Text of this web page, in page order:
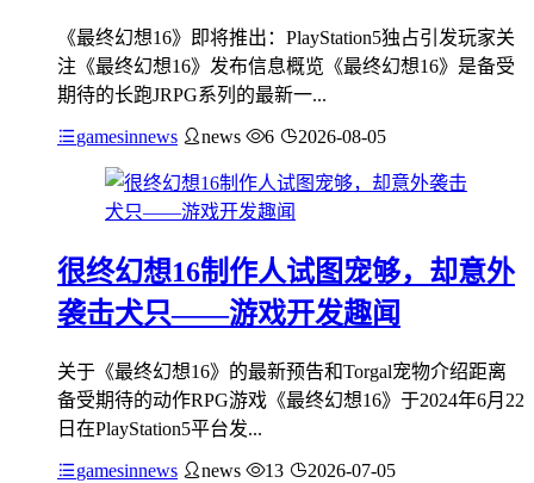
《最终幻想16》即将推出：PlayStation5独占引发玩家关
注《最终幻想16》发布信息概览《最终幻想16》是备受
期待的长跑JRPG系列的最新一...
gamesinnews news 6 2026-08-05
很终幻想16制作人试图宠够，却意外
袭击犬只——游戏开发趣闻
关于《最终幻想16》的最新预告和Torgal宠物介绍距离
备受期待的动作RPG游戏《最终幻想16》于2024年6月22
日在PlayStation5平台发...
gamesinnews news 13 2026-07-05